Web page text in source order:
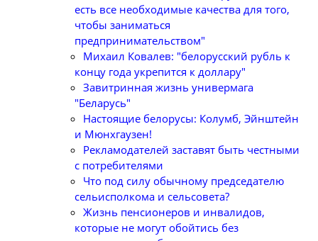
есть все необходимые качества для того,
чтобы заниматься
предпринимательством"
Михаил Ковалев: "белорусский рубль к
концу года укрепится к доллару"
Завитринная жизнь универмага
"Беларусь"
Настоящие белорусы: Колумб, Эйнштейн
и Мюнхгаузен!
Рекламодателей заставят быть честными
с потребителями
Что под силу обычному председателю
сельисполкома и сельсовета?
Жизнь пенсионеров и инвалидов,
которые не могут обойтись без